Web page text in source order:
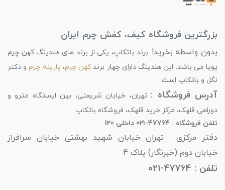
بزرگترین فروشگاه کیف، کفش چرم ایران
بدون واسطه بخرید! برند باتکاپ، یکی از برند های هلدینگ کهن چرم
پویا می باشد. این هلدینگ دارای چهار برندکهن چرم، پارینه چرمو دکتر
نگل و باتکاپ است.
آدرس فروشگاه : تهران، خیابان شریعتی، بین ایستگاه مترو و
دوراهی قلهک، مرکز خرید قلهک، فروشگاه باتکاپ
تلفن فروشگاه : 47764-021 داخلی 120
دفتر مرکزی : تهران خیابان شهید بهشتی خیابان سرافراز
خیابان دوم (خبرنگار) پلاک 4
تلفن : 47764-021